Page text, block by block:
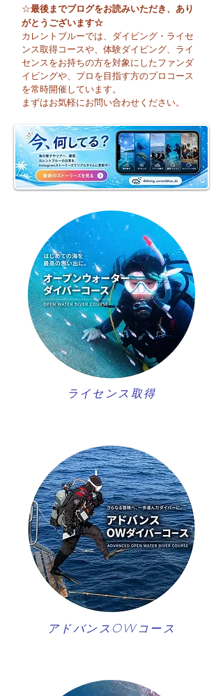
🌈 海の上に広がる虹♪
☆最後までブログをお読みいただき、あり
がとうございます☆
カレントブルーでは、ダイビング・ライセ
ンス取得コースや、体験ダイビング、ライ
センスをお持ちの方を対象にしたファンダ
イビングや、プロを目指す方のプロコース
を常時開催しています。
まずはお気軽にお問い合わせください。
ライセンス取得
アドバンスOWコース